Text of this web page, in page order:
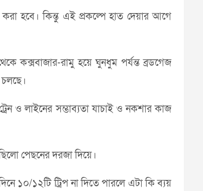
করা হবে। কিন্তু এই প্রকল্পে হাত দেয়ার আগে
কক্সবাজার-রামু হয়ে ঘুনধুম পর্যন্ত ব্রডগেজ
ও লাইনের সম্ভাব্যতা যাচাই ও নকশার কাজ
পেছনের দরজা দিয়ে।
১০/১২টি ট্রিপ না দিতে পারলে এটা কি ব্যয়